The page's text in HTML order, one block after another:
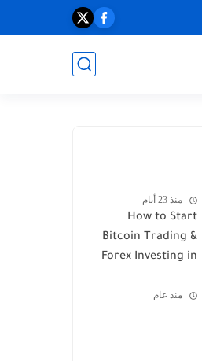
منذ 23 أيام
How to Start
Bitcoin Trading &
Forex Investing in
منذ عام